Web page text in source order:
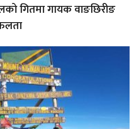
गितमा गायक वाङछिरीङ